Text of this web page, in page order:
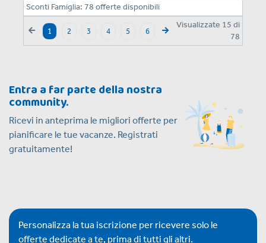
Sconti Famiglia: 78 offerte disponibili
1 2 3 4 5 6
Visualizzate 15 di
78
Entra a far parte della nostra
community.
Ricevi in anteprima le migliori offerte per
pianificare le tue vacanze. Registrati
gratuitamente!
Personalizza la tua iscrizione per ricevere solo le
offerte dedicate a te, prima di tutti gli altri.